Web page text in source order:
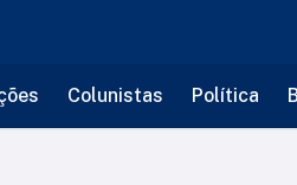
Colunistas Política